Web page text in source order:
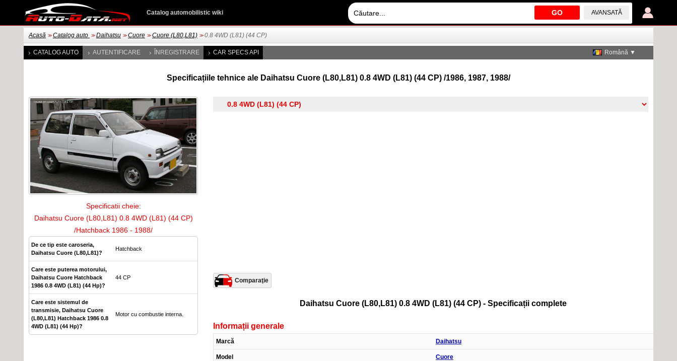
GO AVANSATĂ
Catalog automobilistic wiki
Acasă >> Catalog auto >> Daihatsu >> Cuore >> Cuore (L80,L81) >> 0.8 4WD (L81) (44 CP)
CATALOG AUTO AUTENTIFICARE ÎNREGISTRARE CAR SPECS API Română ▼
Specificațiile tehnice ale Daihatsu Cuore (L80,L81) 0.8 4WD (L81) (44 CP) /1986, 1987, 1988/
Specificatii cheie:
Daihatsu Cuore (L80,L81) 0.8 4WD (L81) (44 CP)
/Hatchback 1986 - 1988/
De ce tip este caroseria,
Daihatsu Cuore (L80,L81)?
Hatchback
Care este puterea motorului,
Daihatsu Cuore Hatchback
1986 0.8 4WD (L81) (44 Hp)?
44 CP
Care este sistemul de
transmisie, Daihatsu Cuore
(L80,L81) Hatchback 1986 0.8
4WD (L81) (44 Hp)?
Motor cu combustie interna.
Comparaţie
Daihatsu Cuore (L80,L81) 0.8 4WD (L81) (44 CP) - Specificații complete
Informații generale
Marcă Daihatsu
Model Cuore